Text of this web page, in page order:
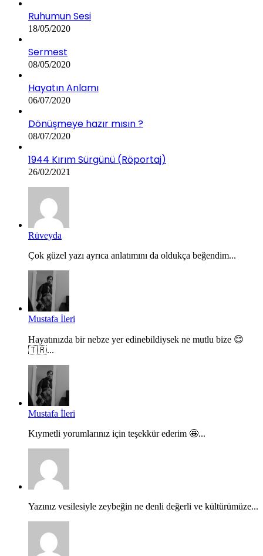
Ruhumun Sesi
18/05/2020
Sermest
08/05/2020
Hayatın Anlamı
06/07/2020
Dönüşmeye hazır mısın ?
08/07/2020
1944 Kırım Sürgünü (Röportaj)
26/02/2021
Rüveyda
Çok güzel yazı ayrıca anlatımını da oldukça beğendim...
Mustafa İleri
Hayatınızda bir nebze yer edinebildiysek ne mutlu bize 😊
🇹🇷...
Mustafa İleri
Kıymetli yorumlarınız için teşekkür ederim 🤩...
Yazınız vesilesiyle zeybeğin ne denli değerli ve kültürümüze...